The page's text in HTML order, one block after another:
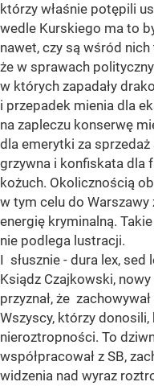
którzy właśnie potępili
wedle Kurskiego ma to
nawet, czy są wśród
że w sprawach
w których zapadały
i przepadek mienia dla
na zapleczu konserwę
dla emerytki za
grzywna i konfiskata dla
kożuch. Okolicznością
w tym celu do Warszawy
energię kryminalną.
nie podlega lustracji.
I słusznie - dura lex, sed
Ksiądz Czajkowski,
przyznał, że
Wszyscy, którzy
nieroztropności. To
współpracował z SB,
widzenia nad wyraz